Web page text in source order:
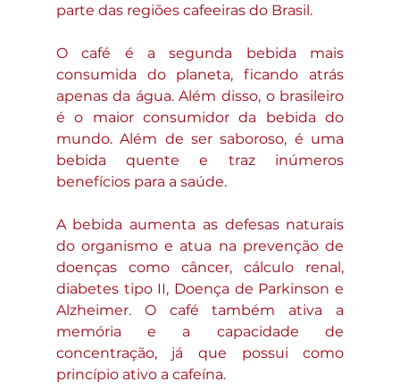
parte das regiões cafeeiras do Brasil.
O café é a segunda bebida mais
consumida do planeta, ficando atrás
apenas da água. Além disso, o brasileiro
é o maior consumidor da bebida do
mundo. Além de ser saboroso, é uma
bebida quente e traz inúmeros
benefícios para a saúde.
A bebida aumenta as defesas naturais
do organismo e atua na prevenção de
doenças como câncer, cálculo renal,
diabetes tipo II, Doença de Parkinson e
Alzheimer. O café também ativa a
memória e a capacidade de
concentração, já que possui como
princípio ativo a cafeína.